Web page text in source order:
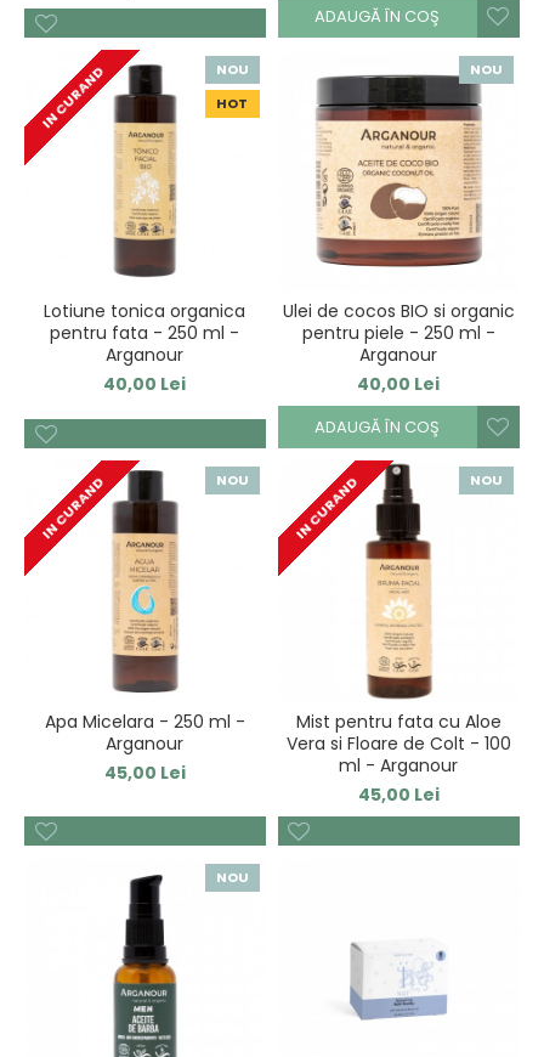
ADAUGĂ ÎN COŞ
NOU
HOT
IN CURAND
Lotiune tonica organica
pentru fata - 250 ml -
Arganour
40,00 Lei
NOU
Ulei de cocos BIO si organic
pentru piele - 250 ml -
Arganour
40,00 Lei
ADAUGĂ ÎN COŞ
NOU
IN CURAND
Apa Micelara - 250 ml -
Arganour
45,00 Lei
NOU
IN CURAND
Mist pentru fata cu Aloe
Vera si Floare de Colt - 100
ml - Arganour
45,00 Lei
NOU